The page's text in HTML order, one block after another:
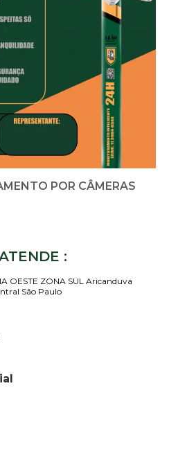
POR CÂMERAS
:
OESTE ZONA SUL Aricanduva
São Paulo